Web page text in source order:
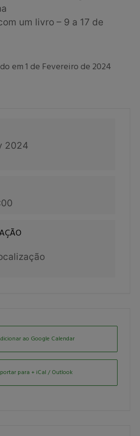
um livro – 9 a 17 de
em 1 de Fevereiro de 2024
2024
ao Google Calendar
para + iCal / Outlook